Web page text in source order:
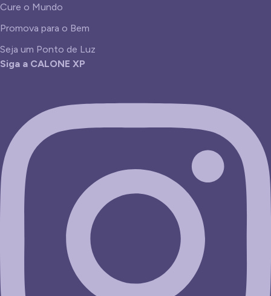
Cure o Mundo
Promova para o Bem
Seja um Ponto de Luz
Siga a CALONE XP